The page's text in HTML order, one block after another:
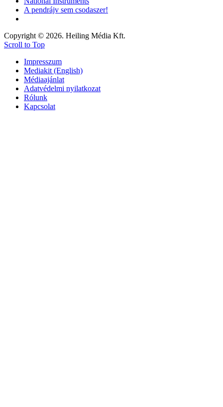
A pendrájv sem csodaszer!
Copyright © 2026. Heiling Média Kft.
Scroll to Top
Impresszum
Mediakit (English)
Médiaajánlat
Adatvédelmi nyilatkozat
Rólunk
Kapcsolat